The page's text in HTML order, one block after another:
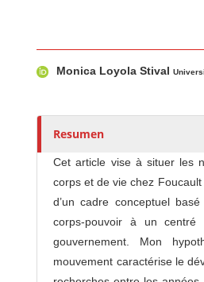
u
o
e
Monica Loyola Stival
Resumen
Cet article vise à situer les
corps et de vie chez
d’un cadre conceptuel
corps-pouvoir à un
gouvernement. Mon
mouvement caractérise le